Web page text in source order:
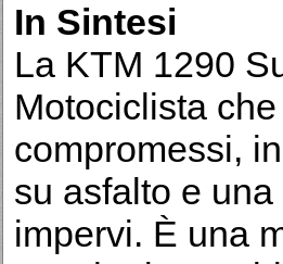
In Sintesi
La KTM 1290
Motociclista
compromessi,
su asfalto e
impervi. È una